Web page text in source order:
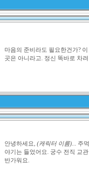
마음의 준비라도 필요한건가?
곳은 아니라고. 정신 똑바로 차
안녕하세요, (캐릭터 이름)... 주
야기는 들었어요. 궁수 전직 교
반가워요.